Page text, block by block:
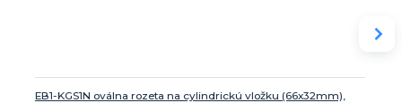
EB1-KGS1N oválna rozeta na cylindrickú vložku (66x32mm),